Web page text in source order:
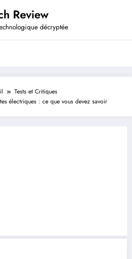
Review
décryptée
Tests et Critiques
électriques : ce que vous devez savoir